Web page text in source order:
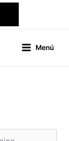
Menú